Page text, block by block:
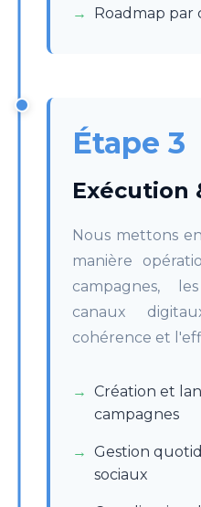
Roadmap par
Étape 3
Exécution
Nous mettons
manière
campagnes,
canaux
cohérence et
Création et
campagnes
Gestion
sociaux